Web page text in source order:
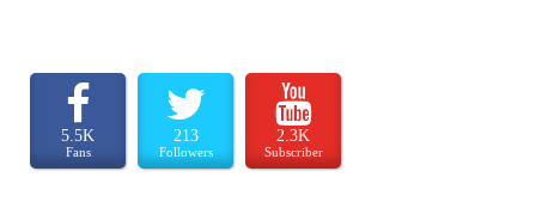
5.5K
Fans
213
Followers
2.3K
Subscriber